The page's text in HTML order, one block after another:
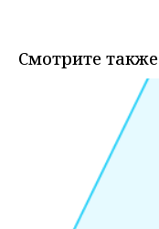
Смотрите также